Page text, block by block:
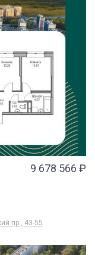
9 678 566 ₽
пр., 43-55